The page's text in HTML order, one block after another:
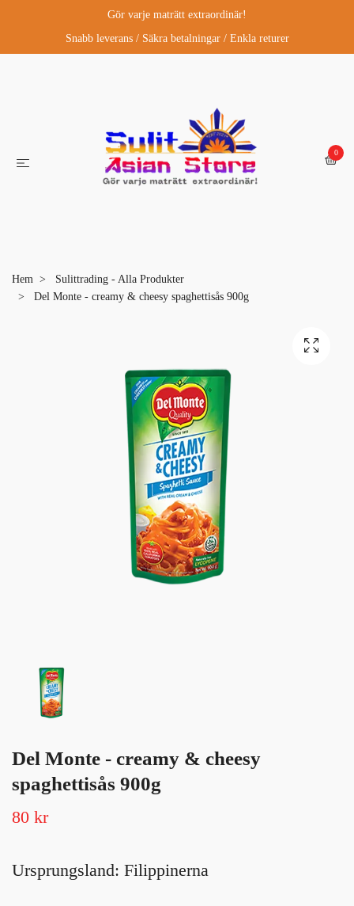
Gör varje maträtt extraordinär!
Snabb leverans / Säkra betalningar / Enkla returer
0
Hem
Sulittrading - Alla Produkter
Del Monte - creamy & cheesy spaghettisås 900g
Del Monte - creamy & cheesy
spaghettisås 900g
80 kr
Ursprungsland: Filippinerna